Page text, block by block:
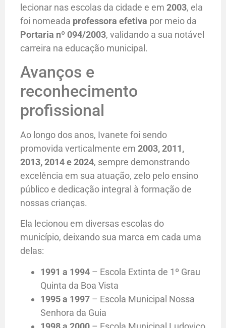
lecionar nas escolas da cidade e em 2003, ela
foi nomeada professora efetiva por meio da
Portaria nº 094/2003, validando a sua notável
carreira na educação municipal.
Avanços e
reconhecimento
profissional
Ao longo dos anos, Ivanete foi sendo
promovida verticalmente em 2003, 2011,
2013, 2014 e 2024, sempre demonstrando
excelência em sua atuação, zelo pelo ensino
público e dedicação integral à formação de
nossas crianças.
Ela lecionou em diversas escolas do
município, deixando sua marca em cada uma
delas:
1991 a 1994 – Escola Extinta de 1º Grau
Quinta da Boa Vista
1995 a 1997 – Escola Municipal Nossa
Senhora da Guia